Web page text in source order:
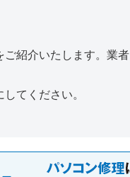
ご紹介いたします。業者
てください。